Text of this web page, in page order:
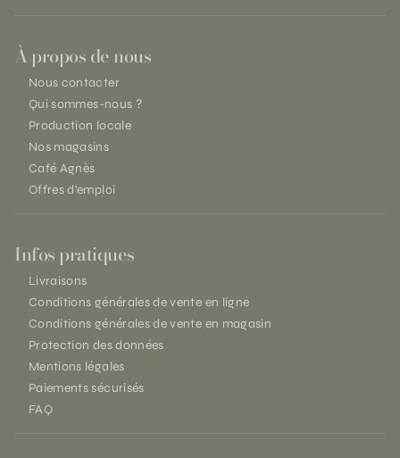
À propos de nous
Nous contacter
Qui sommes-nous ?
Production locale
Nos magasins
Café Agnès
Offres d'emploi
Infos pratiques
Livraisons
Conditions générales de vente en ligne
Conditions générales de vente en magasin
Protection des données
Mentions légales
Paiements sécurisés
FAQ